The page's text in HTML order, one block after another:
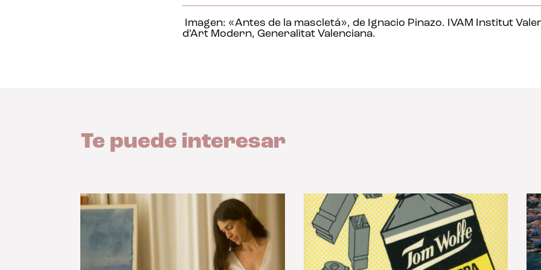
Imagen: «Antes de la mascletá», de Ignacio Pinazo. IVAM Institut
d’Art Modern, Generalitat Valenciana.
Te puede interesar